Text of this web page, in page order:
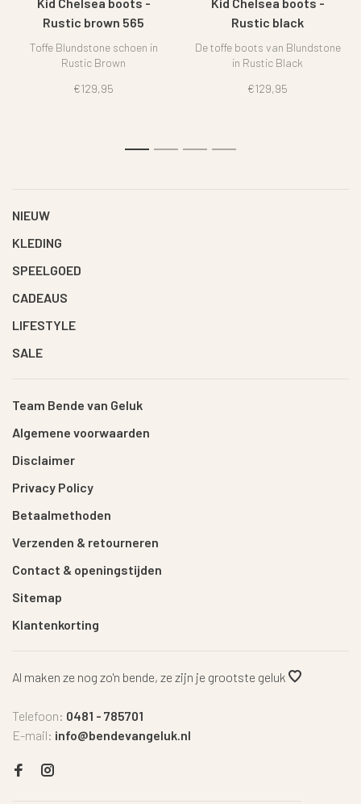
Rustic brown 565
Toffe Blundstone schoen in
Rustic Brown
€129,95
Rustic black
De toffe boots van Blundstone
in Rustic Black
€129,95
1 2 3 4
NIEUW
KLEDING
SPEELGOED
CADEAUS
LIFESTYLE
SALE
Team Bende van Geluk
Algemene voorwaarden
Disclaimer
Privacy Policy
Betaalmethoden
Verzenden & retourneren
Contact & openingstijden
Sitemap
Klantenkorting
Al maken ze nog zo'n bende, ze zijn je grootste geluk
Telefoon: 0481 - 785701
E-mail: info@bendevangeluk.nl